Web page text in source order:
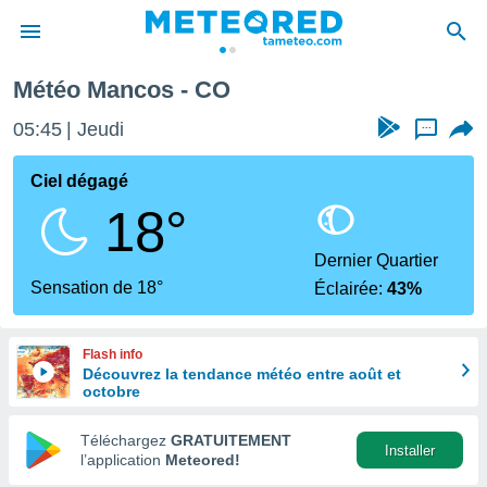
de
en
Météo Mancos - CO
05:45 Jeudi ...
Ciel dégagé
18°
Sensation de 18°
Dernier Quartier
Éclairée:43%
Flash info
Découvrez la tendance météo entre août et
octobre
Téléchargez GRATUITEMENT
l’application Meteored!
Installer